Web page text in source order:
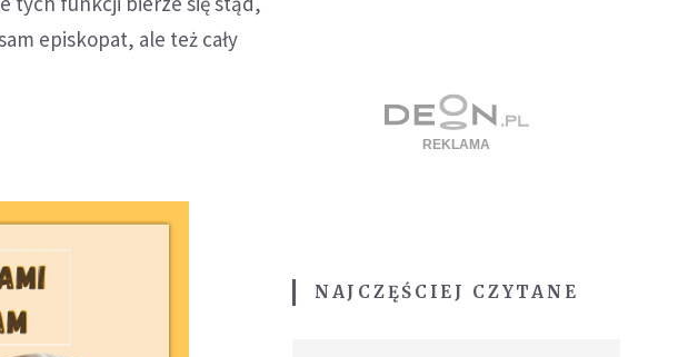
episkopat, ale też cały
NAJCZĘŚCIEJ CZYTANE